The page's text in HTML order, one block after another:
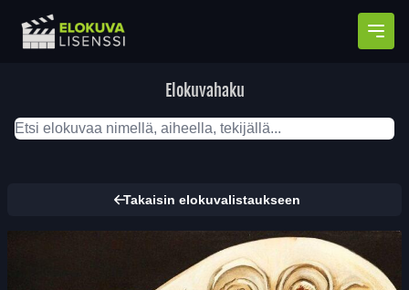
Elokuvahaku
Takaisin elokuvalistaukseen